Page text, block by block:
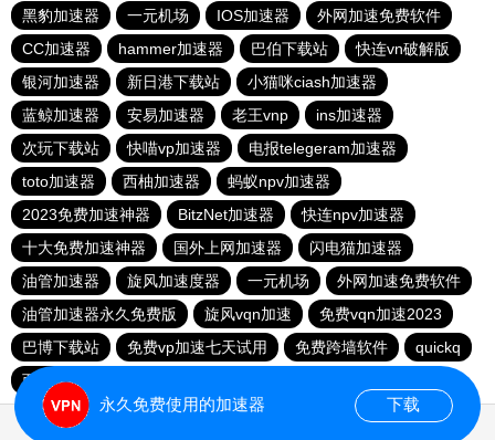
黑豹加速器
一元机场 IOS加速器
外网加速免费软件
CC加速器
hammer加速器 巴伯下载站
快连vn破解版
银河加速器
新日港下载站
小猫咪ciash加速器
蓝鲸加速器
安易加速器 老王vnp
ins加速器
次玩下载站
快喵vp加速器
电报telegeram加速器
toto加速器
西柚加速器
蚂蚁npv加速器
2023免费加速神器
BitzNet加速器
快连npv加速器
十大免费加速神器
国外上网加速器
闪电猫加速器
油管加速器
旋风加速度器 一元机场
外网加速免费软件
油管加速器永久免费版
旋风vqn加速
免费vqn加速2023
巴博下载站
免费vp加速七天试用 免费跨墙软件
quickq
西柚加速器
永久免费使用的加速器 下载